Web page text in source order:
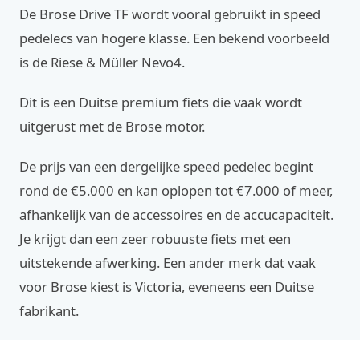
De Brose Drive TF wordt vooral gebruikt in speed
pedelecs van hogere klasse. Een bekend voorbeeld
is de Riese & Müller Nevo4.
Dit is een Duitse premium fiets die vaak wordt
uitgerust met de Brose motor.
De prijs van een dergelijke speed pedelec begint
rond de €5.000 en kan oplopen tot €7.000 of meer,
afhankelijk van de accessoires en de accucapaciteit.
Je krijgt dan een zeer robuuste fiets met een
uitstekende afwerking. Een ander merk dat vaak
voor Brose kiest is Victoria, eveneens een Duitse
fabrikant.